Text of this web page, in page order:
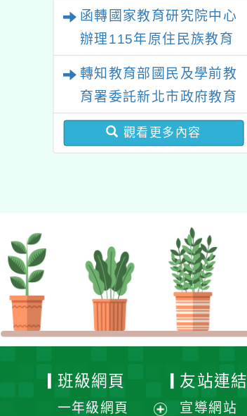
函轉國家教育研究院中心
辦理115年原住民族教育
育國際趨勢與發展」
轉知教育部國民及學前教
育署委託新北市政府教育
局辦理「115年度教師專
業成長研習實施計畫－夢
觀看更多內容
班級網頁
一年級網頁
友站連結
宣導網站